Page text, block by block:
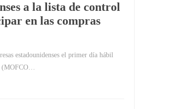
a la lista de control
en las compras
estadounidenses el primer día hábil
(MOFCO…